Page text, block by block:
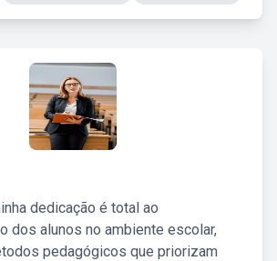
dedicação é total ao
dos alunos no ambiente escolar,
pedagógicos que priorizam